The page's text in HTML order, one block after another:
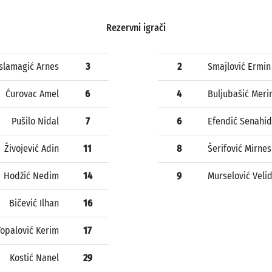
Rezervni igrači
Arnes 3
Ćurovac Amel 6
Pušilo Nidal 7
Živojević Adin 11
Hodžić Nedim 14
Bičević Ilhan 16
Kerim 17
Kostić Nanel 29
2 Smajlović Ermin
4 Buljubašić
6 Efendić Senahid
8 Šerifović Mirnes
9 Murselović Velid